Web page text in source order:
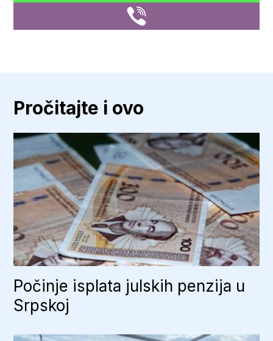
Pročitajte i ovo
Počinje isplata julskih penzija u
Srpskoj